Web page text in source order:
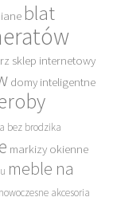
blat
sklep internetowy
domy inteligentne
bez brodzika
markizy okienne
meble na
nowoczesne akcesoria